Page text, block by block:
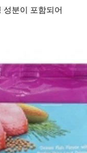
성분이 포함되어